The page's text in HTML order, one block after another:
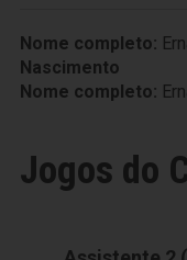
Nome completo:
Nascimento
Nome completo:
Jogos do